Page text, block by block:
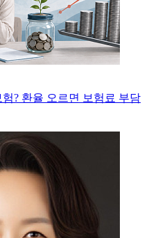
? 환율 오르면 보험료 부담